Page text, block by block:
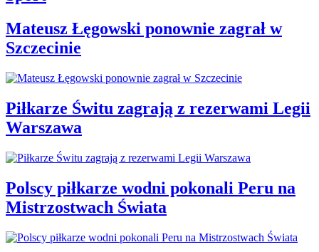
Mateusz Łęgowski ponownie zagrał w
Szczecinie
Piłkarze Świtu zagrają z rezerwami Legii
Warszawa
Polscy piłkarze wodni pokonali Peru na
Mistrzostwach Świata